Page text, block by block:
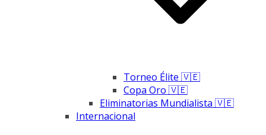
Torneo Élite 🇻🇪
Copa Oro 🇻🇪
Eliminatorias Mundialista 🇻🇪
Internacional